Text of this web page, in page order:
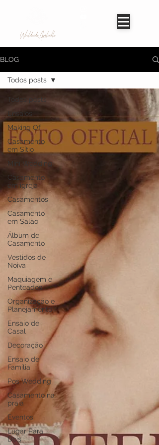
Worldwide Avaliable
BLOG
Todos posts
Ensaios
Making Of
Casamento
em Sítio
Mini Wedding
Casamento
em igreja
Casamentos
Casamento
em Salão
Álbum de
Casamento
Vestidos de
Noiva
Maquiagem e
Penteados
Organização e
Planejamento
Ensaio de
Casal
Decoração
Ensaio de
Família
Pos Wedding
Casamento na
praia
Eventos
Lugar Para
Dois
Todos posts